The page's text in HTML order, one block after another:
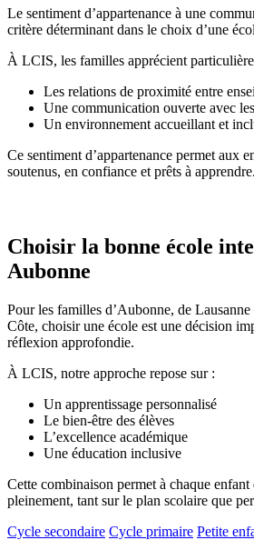
Le sentiment d’appartenance à une
critère déterminant dans le choix d’une
À LCIS, les familles apprécient
Les relations de proximité entre
Une communication ouverte avec
Un environnement accueillant et
Ce sentiment d’appartenance permet aux
soutenus, en confiance et prêts à apprendre.
Choisir la bonne école
Aubonne
Pour les familles d’Aubonne, de
Côte, choisir une école est une décision
réflexion approfondie.
À LCIS, notre approche repose sur :
Un apprentissage personnalisé
Le bien-être des élèves
L’excellence académique
Une éducation inclusive
Cette combinaison permet à chaque enfant
pleinement, tant sur le plan scolaire que
Cycle secondaire Cycle primaire Petite